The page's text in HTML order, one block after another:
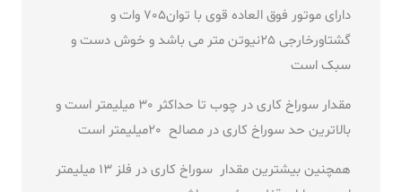
دارای موتور فوق العاده قوی با توان705 وات و
گشتاورخارجی 25نیوتن متر می باشد و خوش دست و
سبک است
مقدار سوراخ کاری در چوب تا حداکثر 30 میلیمتر است و
بالاترین حد سوراخ کاری در مصالح 20میلیمتر است
همچنین بیشترین مقدار سوراخ کاری در فلز 13 میلیمتر